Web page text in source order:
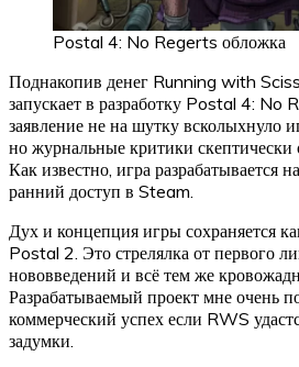
Postal 4: No Regerts обложка
Поднакопив денег Running with
запускает в разработку Postal 4: No
заявление не на шутку всколыхнуло
но журнальные критики скептически
Как известно, игра разрабатывается
ранний доступ в Steam.
Дух и концепция игры сохраняется
Postal 2. Это стрелялка от первого
нововведений и всё тем же
Разрабатываемый проект мне очень
коммерческий успех если RWS
задумки.